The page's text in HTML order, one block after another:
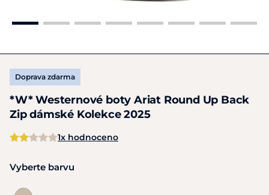
Doprava zdarma
*W* Westernové boty Ariat Round Up Back
Zip dámské Kolekce 2025
1x hodnoceno
Vyberte barvu